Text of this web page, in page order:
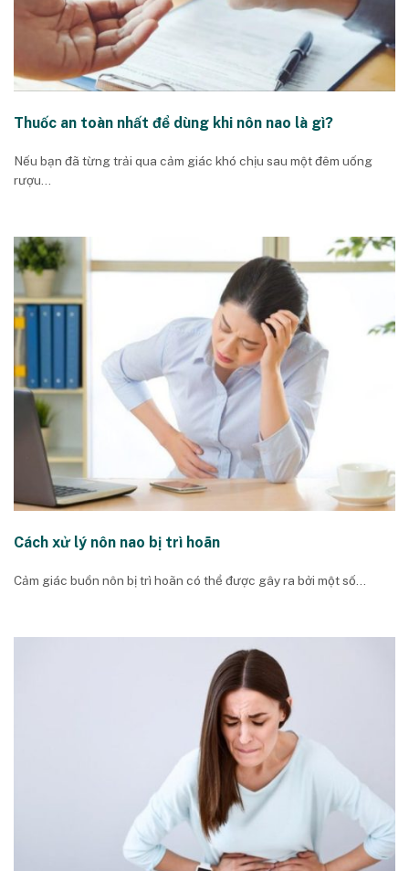
Thuốc an toàn nhất để dùng khi nôn nao là gì?
Nếu bạn đã từng trải qua cảm giác khó chịu sau một đêm uống
rượu...
Cách xử lý nôn nao bị trì hoãn
Cảm giác buồn nôn bị trì hoãn có thể được gây ra bởi một số...